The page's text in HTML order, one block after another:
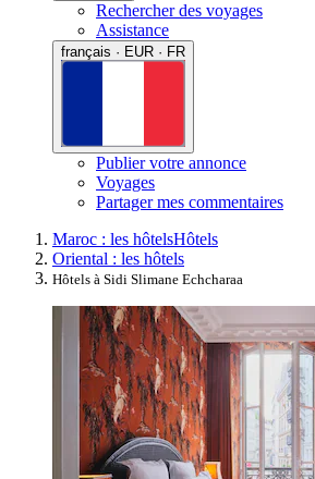
Rechercher des voyages
Assistance
français · EUR · FR
Publier votre annonce
Voyages
Partager mes commentaires
Maroc : les hôtelsHôtels
Oriental : les hôtels
Hôtels à Sidi Slimane Echcharaa